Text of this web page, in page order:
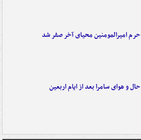
حرم امیرالمومنین محیای آخر صفر شد
حال و هوای سامرا بعد از ایام اربعین